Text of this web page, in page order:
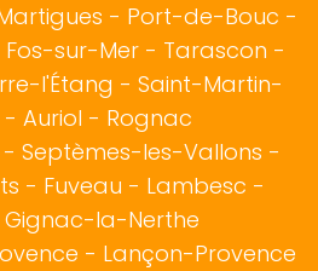
- Port-de-Bouc -
Fos-sur-Mer- Tarascon -
l'Étang - Saint-Martin-
- Auriol - Rognac
- Septèmes-les-Vallons -
- Fuveau - Lambesc -
Gignac-la-Nerthe
- Lançon-Provence